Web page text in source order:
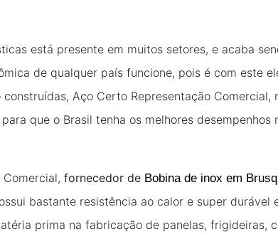
está presente em muitos setores, e acaba
de qualquer país funcione, pois é com este
Aço Certo Representação Comercial,
que o Brasil tenha os melhores
fornecedor de Bobina de inox em
bastante resistência ao calor e super
prima na fabricação de panelas, frigideiras,